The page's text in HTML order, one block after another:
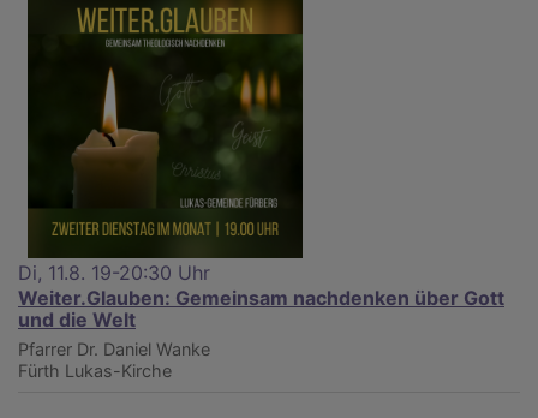
Di, 11.8. 19-20:30 Uhr
Weiter.Glauben: Gemeinsam nachdenken über Gott
und die Welt
Pfarrer Dr. Daniel Wanke
Fürth Lukas-Kirche